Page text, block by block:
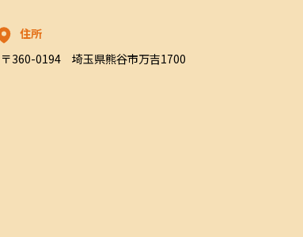
住所
〒360-0194　埼玉県熊谷市万吉1700